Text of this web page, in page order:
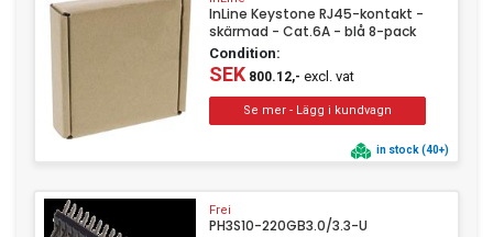
InLine Keystone RJ45-kontakt -
skärmad - Cat.6A - blå 8-pack
Condition:
SEK800.12,- excl. vat
in stock (40+)
Frei
PH3S10-220GB3.0/3.3-U